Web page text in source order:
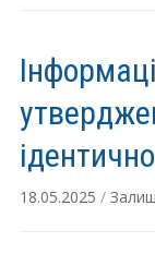
18.05.2025 /